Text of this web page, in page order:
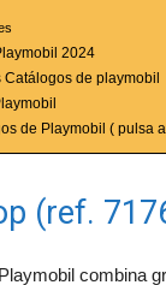
2024
Catálogos de playmobil
de Playmobil ( pulsa
(ref.
combina